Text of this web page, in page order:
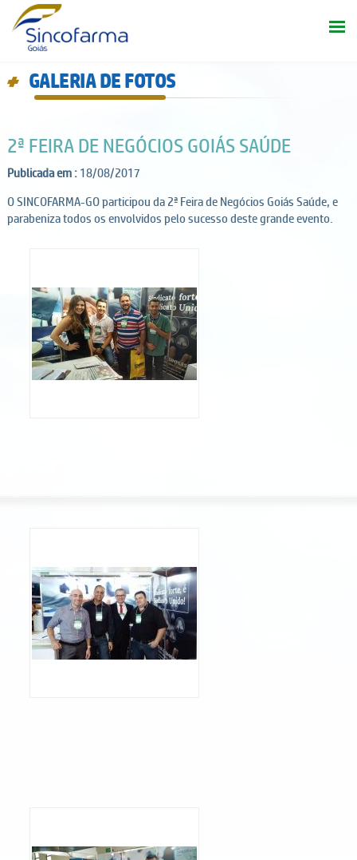
d GALERIA DE FOTOS
2ª FEIRA DE NEGÓCIOS GOIÁS SAÚDE
Publicada em :18/08/2017
O SINCOFARMA-GO participou da 2ª Feira de Negócios Goiás Saúde, e
parabeniza todos os envolvidos pelo sucesso deste grande evento.